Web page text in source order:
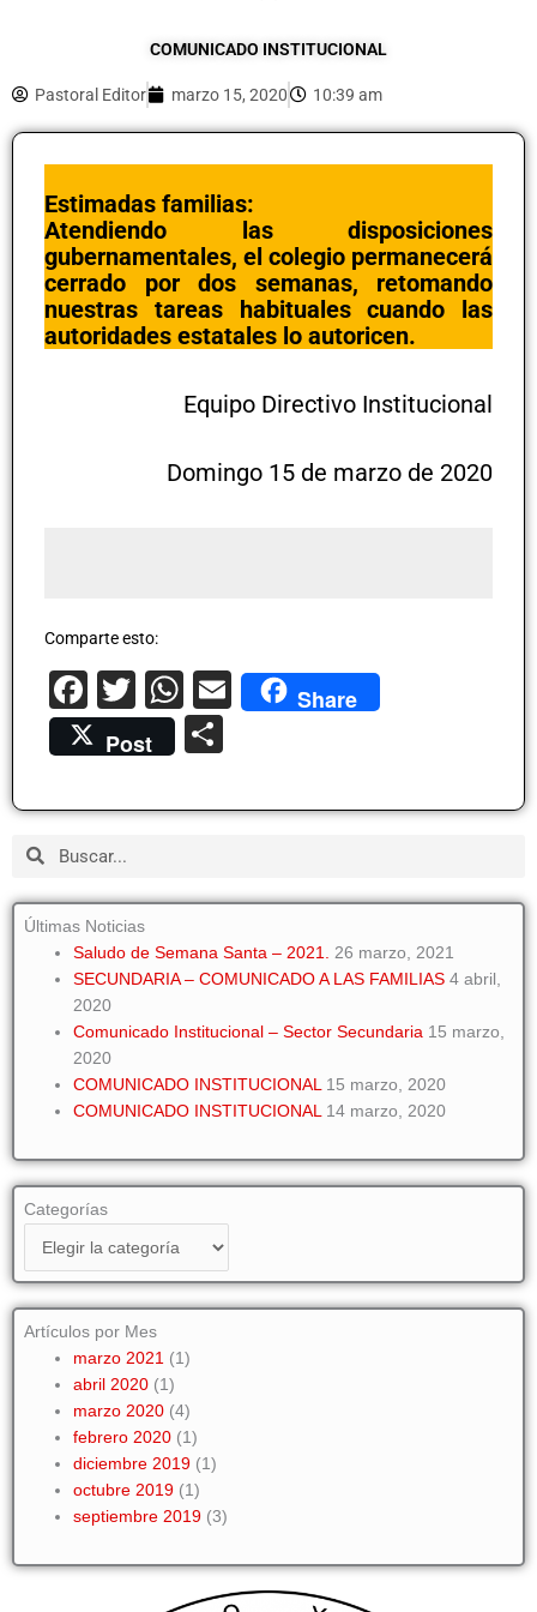
COMUNICADO INSTITUCIONAL
Pastoral Editor marzo 15, 2020 10:39 am
Estimadas familias:
Atendiendo las disposiciones
gubernamentales, el colegio permanecerá
cerrado por dos semanas, retomando
nuestras tareas habituales cuando las
autoridades estatales lo autoricen.
Equipo Directivo Institucional
Domingo 15 de marzo de 2020
Comparte esto:
Facebook
TwitterWhatsApp
EmailShare
Post
BuscarBuscar
Últimas Noticias
Saludo de Semana Santa – 2021.
26 marzo, 2021
SECUNDARIA – COMUNICADO A LAS FAMILIAS 4 abril,
2020
Comunicado Institucional – Sector Secundaria 15 marzo,
2020
COMUNICADO INSTITUCIONAL 15 marzo, 2020
COMUNICADO INSTITUCIONAL 14 marzo, 2020
Categorías
Artículos por Mes
marzo 2021 (1)
abril 2020 (1)
marzo 2020 (4)
febrero 2020 (1)
diciembre 2019 (1)
octubre 2019 (1)
septiembre 2019 (3)